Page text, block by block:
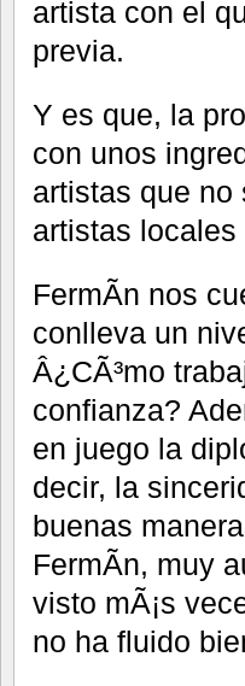
artista con el
previa.
Y es que, la
con unos
artistas que no
artistas locales
FermÃ­n nos
conlleva un
Â¿CÃ³mo
confianza?
en juego la
decir, la
buenas
FermÃ­n, muy
visto mÃ¡s
no ha fluido